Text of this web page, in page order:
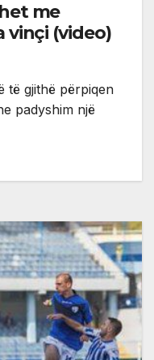
me
vinçi (video)
të gjithë përpiqen
padyshim një